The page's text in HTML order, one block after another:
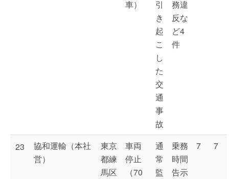
車）
引
き
起
こ
し
た
交
通
事
故
務違
反な
ど4
件
23
協和運輸（本社
営）
東京
都練
馬区
車両
停止
（70
通
常
監
乗務
時間
告示
7 7